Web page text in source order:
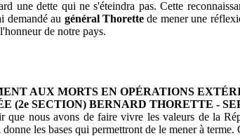
une dette qui ne s'éteindra pas. Cette
demandé au général Thorettede mener une
de notre pays.
AUX MORTS EN OPÉRATIONS
(2e SECTION) BERNARD THORETTE -
que nous avons de faire vivre les valeurs de la
les bases qui permettront de le mener à